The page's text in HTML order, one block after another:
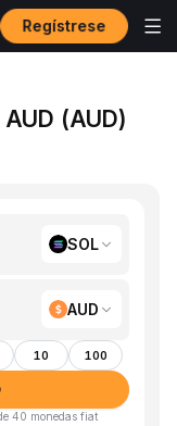
Regístrese
(AUD)
SOL
AUD
10 100
40 monedas fiat